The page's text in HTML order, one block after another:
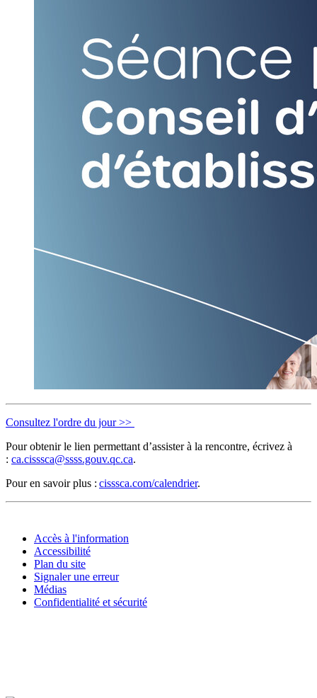
Consultez l'ordre du jour >>
Pour obtenir le lien permettant d’assister à la rencontre, écrivez à
: ca.cisssca@ssss.gouv.qc.ca.
Pour en savoir plus : cisssca.com/calendrier.
Accès à l'information
Accessibilité
Plan du site
Signaler une erreur
Médias
Confidentialité et sécurité